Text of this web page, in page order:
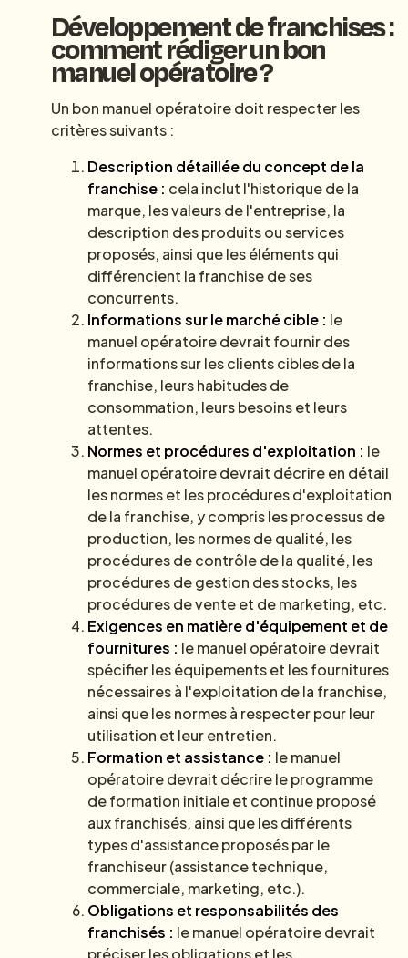
Développement de franchises :
comment rédiger un bon
manuel opératoire ?
Un bon manuel opératoire doit respecter les
critères suivants :
Description détaillée du concept de la
franchise : cela inclut l'historique de la
marque, les valeurs de l'entreprise, la
description des produits ou services
proposés, ainsi que les éléments qui
différencient la franchise de ses
concurrents.
Informations sur le marché cible : le
manuel opératoire devrait fournir des
informations sur les clients cibles de la
franchise, leurs habitudes de
consommation, leurs besoins et leurs
attentes.
Normes et procédures d'exploitation : le
manuel opératoire devrait décrire en détail
les normes et les procédures d'exploitation
de la franchise, y compris les processus de
production, les normes de qualité, les
procédures de contrôle de la qualité, les
procédures de gestion des stocks, les
procédures de vente et de marketing, etc.
Exigences en matière d'équipement et de
fournitures : le manuel opératoire devrait
spécifier les équipements et les fournitures
nécessaires à l'exploitation de la franchise,
ainsi que les normes à respecter pour leur
utilisation et leur entretien.
Formation et assistance : le manuel
opératoire devrait décrire le programme
de formation initiale et continue proposé
aux franchisés, ainsi que les différents
types d'assistance proposés par le
franchiseur (assistance technique,
commerciale, marketing, etc.).
Obligations et responsabilités des
franchisés : le manuel opératoire devrait
préciser les obligations et les